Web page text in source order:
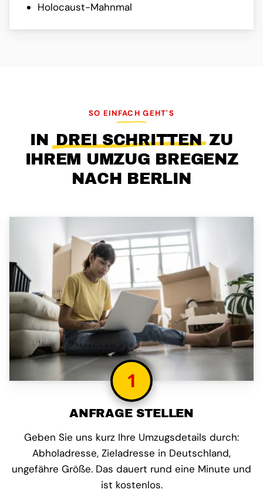
Holocaust-Mahnmal
SO EINFACH GEHT'S
IN DREI SCHRITTENZU
IHREM UMZUG BREGENZ
NACH BERLIN
1
ANFRAGE STELLEN
Geben Sie uns kurz Ihre Umzugsdetails durch:
Abholadresse, Zieladresse in Deutschland,
ungefähre Größe. Das dauert rund eine Minute und
ist kostenlos.